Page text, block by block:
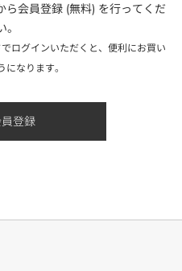
会員登録 (無料) を行ってくだ
。
ログインいただくと、便利にお買い
なります。